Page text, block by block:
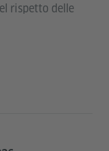
rispetto delle